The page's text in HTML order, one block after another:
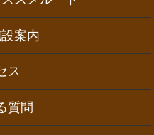
案内
ス
質問